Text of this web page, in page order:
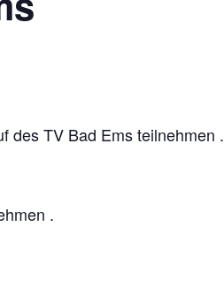
des TV Bad Ems teilnehmen .
.